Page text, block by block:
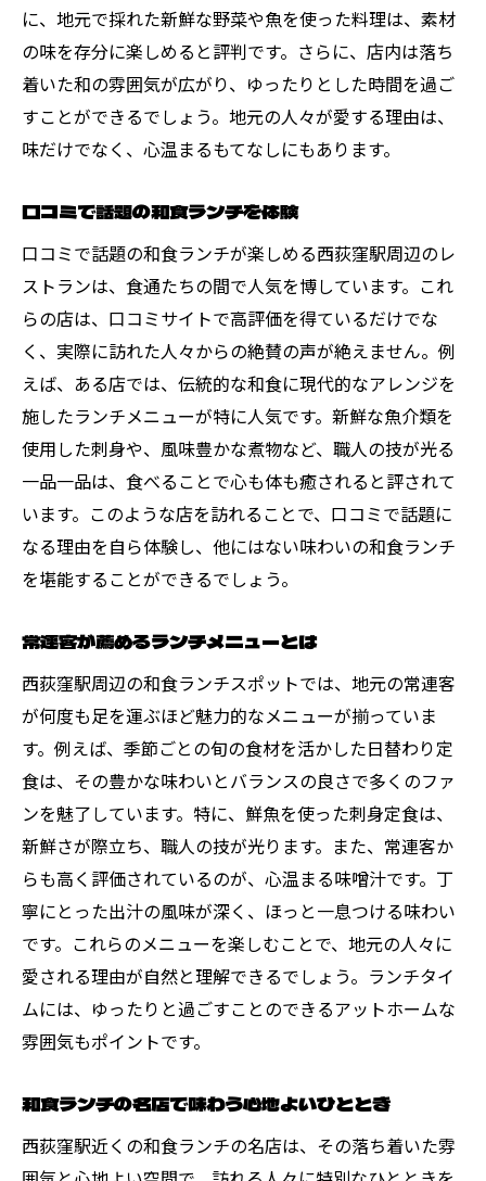
に、地元で採れた新鮮な野菜や魚を使った料理は、素材
の味を存分に楽しめると評判です。さらに、店内は落ち
着いた和の雰囲気が広がり、ゆったりとした時間を過ご
すことができるでしょう。地元の人々が愛する理由は、
味だけでなく、心温まるもてなしにもあります。
口コミで話題の和食ランチを体験
口コミで話題の和食ランチが楽しめる西荻窪駅周辺のレ
ストランは、食通たちの間で人気を博しています。これ
らの店は、口コミサイトで高評価を得ているだけでな
く、実際に訪れた人々からの絶賛の声が絶えません。例
えば、ある店では、伝統的な和食に現代的なアレンジを
施したランチメニューが特に人気です。新鮮な魚介類を
使用した刺身や、風味豊かな煮物など、職人の技が光る
一品一品は、食べることで心も体も癒されると評されて
います。このような店を訪れることで、口コミで話題に
なる理由を自ら体験し、他にはない味わいの和食ランチ
を堪能することができるでしょう。
常連客が薦めるランチメニューとは
西荻窪駅周辺の和食ランチスポットでは、地元の常連客
が何度も足を運ぶほど魅力的なメニューが揃っていま
す。例えば、季節ごとの旬の食材を活かした日替わり定
食は、その豊かな味わいとバランスの良さで多くのファ
ンを魅了しています。特に、鮮魚を使った刺身定食は、
新鮮さが際立ち、職人の技が光ります。また、常連客か
らも高く評価されているのが、心温まる味噌汁です。丁
寧にとった出汁の風味が深く、ほっと一息つける味わい
です。これらのメニューを楽しむことで、地元の人々に
愛される理由が自然と理解できるでしょう。ランチタイ
ムには、ゆったりと過ごすことのできるアットホームな
雰囲気もポイントです。
和食ランチの名店で味わう心地よいひととき
西荻窪駅近くの和食ランチの名店は、その落ち着いた雰